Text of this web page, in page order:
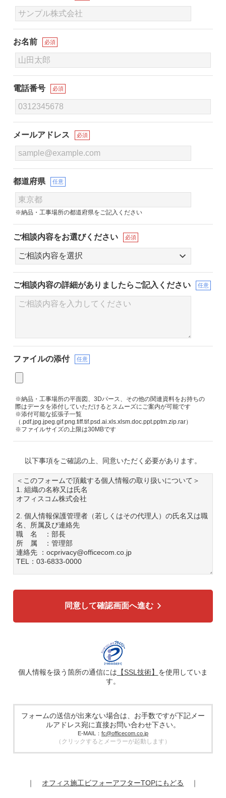
お名前 必須
電話番号 必須
メールアドレス 必須
都道府県 任意
※納品・工事場所の都道府県をご記入ください
ご相談内容をお選びください 必須
ご相談内容の詳細がありましたらご記入ください 任意
ファイルの添付 任意
※納品・工事場所の平面図、3Dパース、その他の関連資料をお持ちの
際はデータを添付していただけるとスムーズにご案内が可能です
※添付可能な拡張子一覧
（.pdf.jpg.jpeg.gif.png.tiff.tif.psd.ai.xls.xlsm.doc.ppt.pptm.zip.rar）
※ファイルサイズの上限は30MBです
以下事項をご確認の上、同意いただく必要があります。
＜このフォームで頂戴する個人情報の取り扱いについて＞
1. 組織の名称又は氏名
オフィスコム株式会社
2. 個人情報保護管理者（若しくはその代理人）の氏名又は職
名、所属及び連絡先
職 名 ：部長
所 属 ：管理部
連絡先 ：ocprivacy@officecom.co.jp
TEL：03-6833-0000
広告配信の効率化、マーケティング活動などのために、氏
を、ハッシュ化などの適切なセキュリティ対策を施した上
で、広告配信サービス提供事業者に提供する場合がありま
す。提供した個人情報は、広告配信サービス提供事業者のプ
ライバシーポリシーに基づき取り扱われます。
5. 個人情報の取り扱い業務の委託
場合があります。その際、弊社は、個人情報を適切に保護で
きる管理体制を敷き実行していることを条件として委託先を
厳選したうえで、機密保持契約を委託先と締結し、お客様の
個人情報を厳密に管理させます。
提供記録の開示を請求することができます。
同意して確認画面へ進む
個人情報を扱う箇所の通信には 【SSL技術】 を使用していま
す。
フォームの送信が出来ない場合は、お手数ですが下記メー
ルアドレス宛に直接お問い合わせ下さい。
E-MAIL： fc@officecom.co.jp
（クリックするとメーラーが起動します）
｜ オフィス施工ビフォーアフターTOPにもどる ｜